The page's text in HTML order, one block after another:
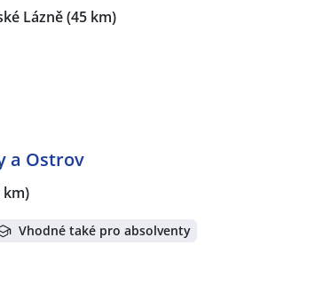
Lázně(45 km)
a Ostrov
km)
Vhodné také pro absolventy